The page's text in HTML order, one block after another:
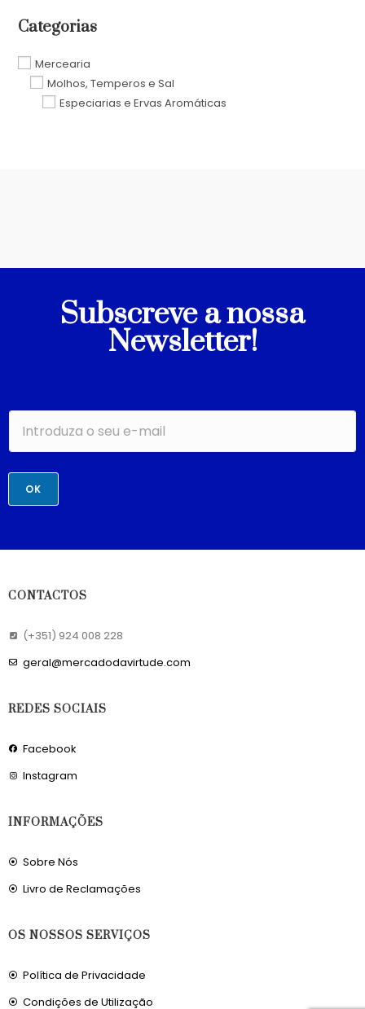
Categorias
Mercearia
Molhos, Temperos e Sal
Especiarias e Ervas Aromáticas
Subscreve a nossa
Newsletter!
OK
CONTACTOS
(+351) 924 008 228
geral@mercadodavirtude.com
REDES SOCIAIS
Facebook
Instagram
INFORMAÇÕES
Sobre Nós
Livro de Reclamações
OS NOSSOS SERVIÇOS
Política de Privacidade
Condições de Utilização